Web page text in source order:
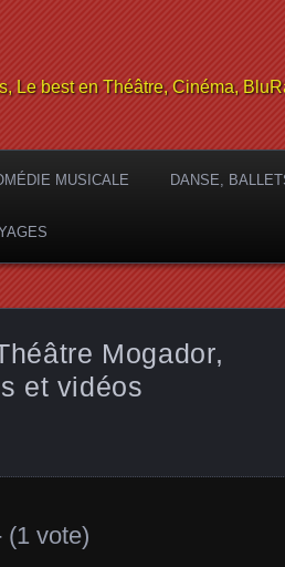
Le best en Théâtre, Cinéma,
MUSICALE DANSE,
Mogador,
et vidéos
(1 vote)